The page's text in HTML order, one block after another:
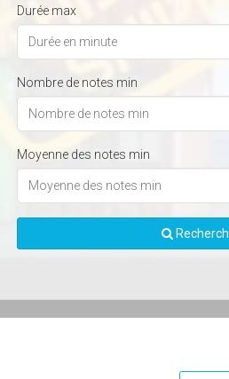
Durée max
Nombre de notes min
Moyenne des notes min